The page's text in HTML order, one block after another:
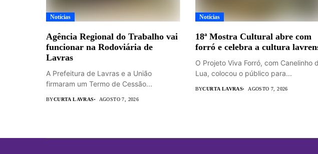
Notícias
Agência Regional do Trabalho vai
funcionar na Rodoviária de
Lavras
A Prefeitura de Lavras e a União
firmaram um Termo de Cessão...
BYCURTA LAVRAS AGOSTO 7, 2026
Notícias
18ª Mostra Cultural abre com
forró e celebra a cultura
O Projeto Viva Forró, com Canelinho
Lua, colocou o público para...
BYCURTA LAVRAS AGOSTO 7, 2026